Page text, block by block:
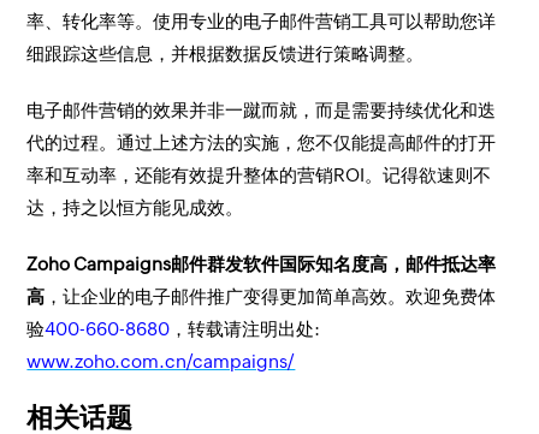
率、转化率等。使用专业的电子邮件营销工具可以帮助您详
细跟踪这些信息，并根据数据反馈进行策略调整。
电子邮件营销的效果并非一蹴而就，而是需要持续优化和迭
代的过程。通过上述方法的实施，您不仅能提高邮件的打开
率和互动率，还能有效提升整体的营销ROI。记得欲速则不
达，持之以恒方能见成效。
Zoho Campaigns邮件群发软件国际知名度高，邮件抵达率
高 ，让企业的电子邮件推广变得更加简单高效。欢迎免费体
验400-660-8680 ，转载请注明出处:
www.zoho.com.cn/campaigns/
相关话题